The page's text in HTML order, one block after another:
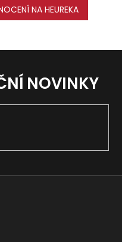
NA HEUREKA
NOVINKY